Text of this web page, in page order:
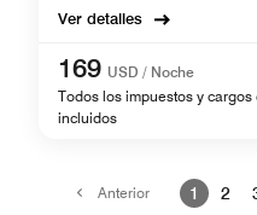
Ver detalles
169 USD / Noche
Todos los impuestos y cargos
incluidos
Anterior 1 2